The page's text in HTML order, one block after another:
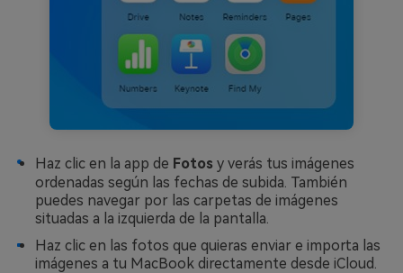
Haz clic en la app de Fotos y verás tus imágenes
ordenadas según las fechas de subida. También
puedes navegar por las carpetas de imágenes
situadas a la izquierda de la pantalla.
Haz clic en las fotos que quieras enviar e importa las
imágenes a tu MacBook directamente desde iCloud.